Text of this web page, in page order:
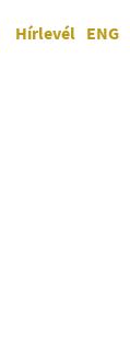
Hírlevél ENG